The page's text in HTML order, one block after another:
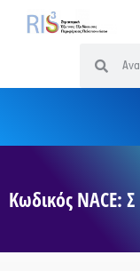
Κωδικός NACE: Σ